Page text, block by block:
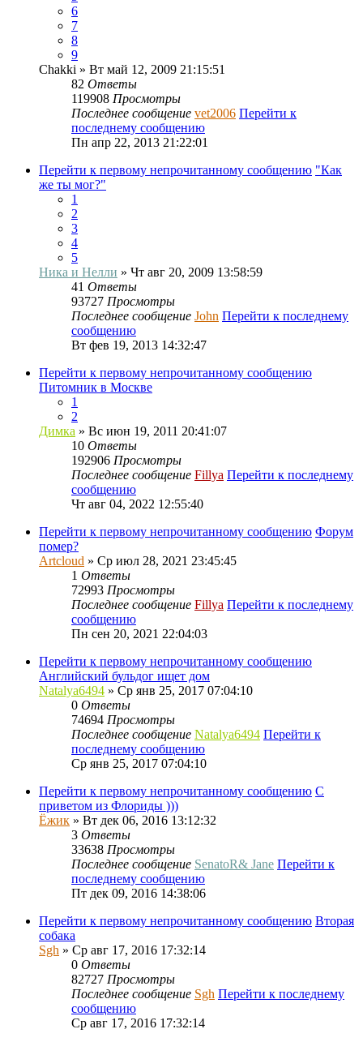
6
7
8
9
Chakki » Вт май 12, 2009 21:15:51
82 Ответы
119908 Просмотры
Последнее сообщение vet2006 Перейти к
последнему сообщению
Пн апр 22, 2013 21:22:01
Перейти к первому непрочитанному сообщению "Как
же ты мог?"
1
2
3
4
5
Ника и Нелли » Чт авг 20, 2009 13:58:59
41 Ответы
93727 Просмотры
Последнее сообщение John Перейти к последнему
сообщению
Вт фев 19, 2013 14:32:47
Перейти к первому непрочитанному сообщению
Питомник в Москве
1
2
Димка » Вс июн 19, 2011 20:41:07
10 Ответы
192906 Просмотры
Последнее сообщение Fillya Перейти к последнему
сообщению
Чт авг 04, 2022 12:55:40
Перейти к первому непрочитанному сообщению Форум
помер?
Artcloud » Ср июл 28, 2021 23:45:45
1 Ответы
72993 Просмотры
Последнее сообщение Fillya Перейти к последнему
сообщению
Пн сен 20, 2021 22:04:03
Перейти к первому непрочитанному сообщению
Английский бульдог ищет дом
Natalya6494 » Ср янв 25, 2017 07:04:10
0 Ответы
74694 Просмотры
Последнее сообщение Natalya6494 Перейти к
последнему сообщению
Ср янв 25, 2017 07:04:10
Перейти к первому непрочитанному сообщению С
приветом из Флориды )))
Ёжик » Вт дек 06, 2016 13:12:32
3 Ответы
33638 Просмотры
Последнее сообщение SenatoR& Jane Перейти к
последнему сообщению
Пт дек 09, 2016 14:38:06
Перейти к первому непрочитанному сообщению Вторая
собака
Sgh » Ср авг 17, 2016 17:32:14
0 Ответы
82727 Просмотры
Последнее сообщение Sgh Перейти к последнему
сообщению
Ср авг 17, 2016 17:32:14